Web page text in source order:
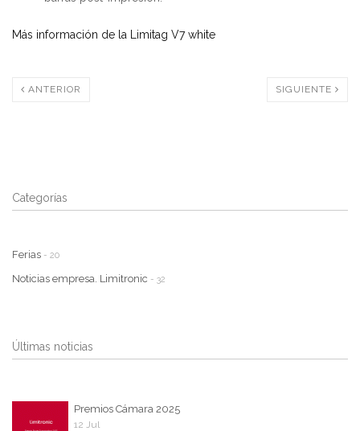
Más información de la Limitag V7 white
ANTERIOR SIGUIENTE
Categorías
Ferias - 20
Noticias empresa. Limitronic - 32
Últimas noticias
Premios Cámara 2025
12 Jul